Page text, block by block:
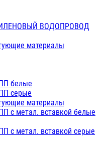
ВОДОПРОВОД
материалы
белые
серые
материалы
с метал. вставкой белые
с метал. вставкой серые